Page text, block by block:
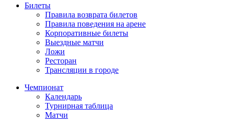
Билеты
Правила возврата билетов
Правила поведения на арене
Корпоративные билеты
Выездные матчи
Ложи
Ресторан
Трансляции в городе
Чемпионат
Календарь
Турнирная таблица
Матчи